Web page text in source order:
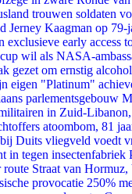
trouwen soldaten
Jerney Kaagman op
exclusieve early access
wil als NASA-
gezet om ernstig
eigen "Platinum"
parlementsgebouw
in Zuid-
atoombom, 81
Duits vliegveld voedt
in tegen insectenfabriek
route Straat van
provocatie 250%